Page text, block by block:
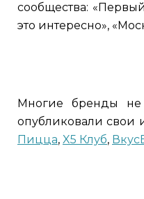
сообщества:
это интересно»,
Многие бренды не
опубликовали свои
Пицца, X5 Клуб,